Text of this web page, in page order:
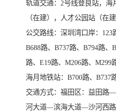
轨道交通：2号线登良站，海
（在建），人才公园站（在建
公交路线：深圳湾口岸：123
B688路、B737路、B794路、
路、E19路、M206路、M299
海月地铁站：B700路、B737
交通方式：福田区：益田
河大道—滨海大道—沙河西